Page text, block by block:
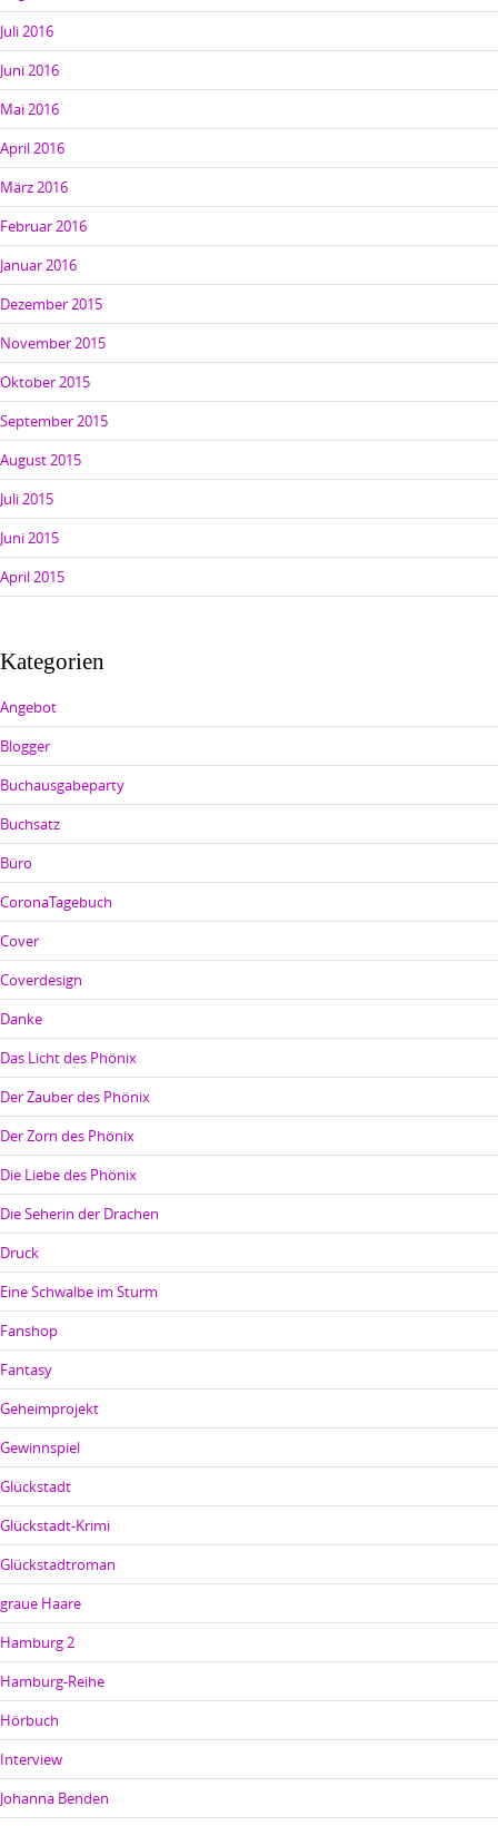
Juli 2016
Juni 2016
Mai 2016
April 2016
März 2016
Februar 2016
Januar 2016
Dezember 2015
November 2015
Oktober 2015
September 2015
August 2015
Juli 2015
Juni 2015
April 2015
Kategorien
Angebot
Blogger
Buchausgabeparty
Buchsatz
Büro
CoronaTagebuch
Cover
Coverdesign
Danke
Das Licht des Phönix
Der Zauber des Phönix
Der Zorn des Phönix
Die Liebe des Phönix
Die Seherin der Drachen
Druck
Eine Schwalbe im Sturm
Fanshop
Fantasy
Geheimprojekt
Gewinnspiel
Glückstadt
Glückstadt-Krimi
Glückstadtroman
graue Haare
Hamburg 2
Hamburg-Reihe
Hörbuch
Interview
Johanna Benden